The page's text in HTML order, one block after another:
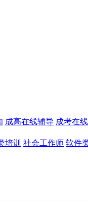
成高在线辅导 成考在
培训 社会工作师 软件